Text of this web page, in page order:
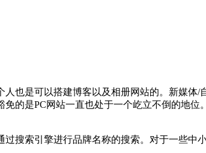
也是可以搭建博客以及相册网站的。新媒体/
的是PC网站一直也处于一个屹立不倒的地
搜索引擎进行品牌名称的搜索。对于一些中